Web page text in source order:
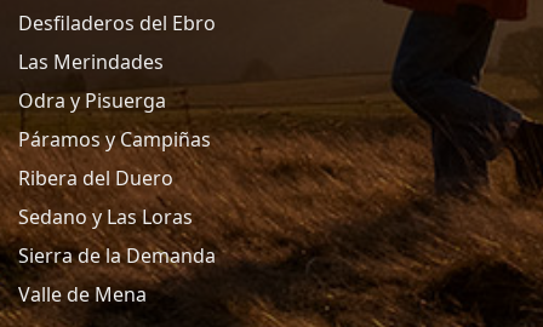
Desfiladeros del Ebro
Las Merindades
Odra y Pisuerga
Páramos y Campiñas
Ribera del Duero
Sedano y Las Loras
Sierra de la Demanda
Valle de Mena